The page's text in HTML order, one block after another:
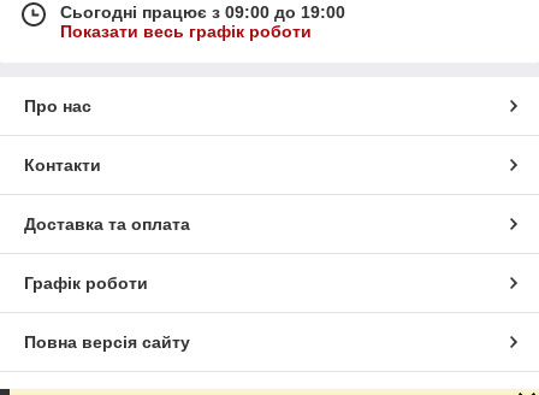
Сьогодні працює з 09:00 до 19:00
Показати весь графік роботи
Про нас
Контакти
Доставка та оплата
Графік роботи
Повна версія сайту